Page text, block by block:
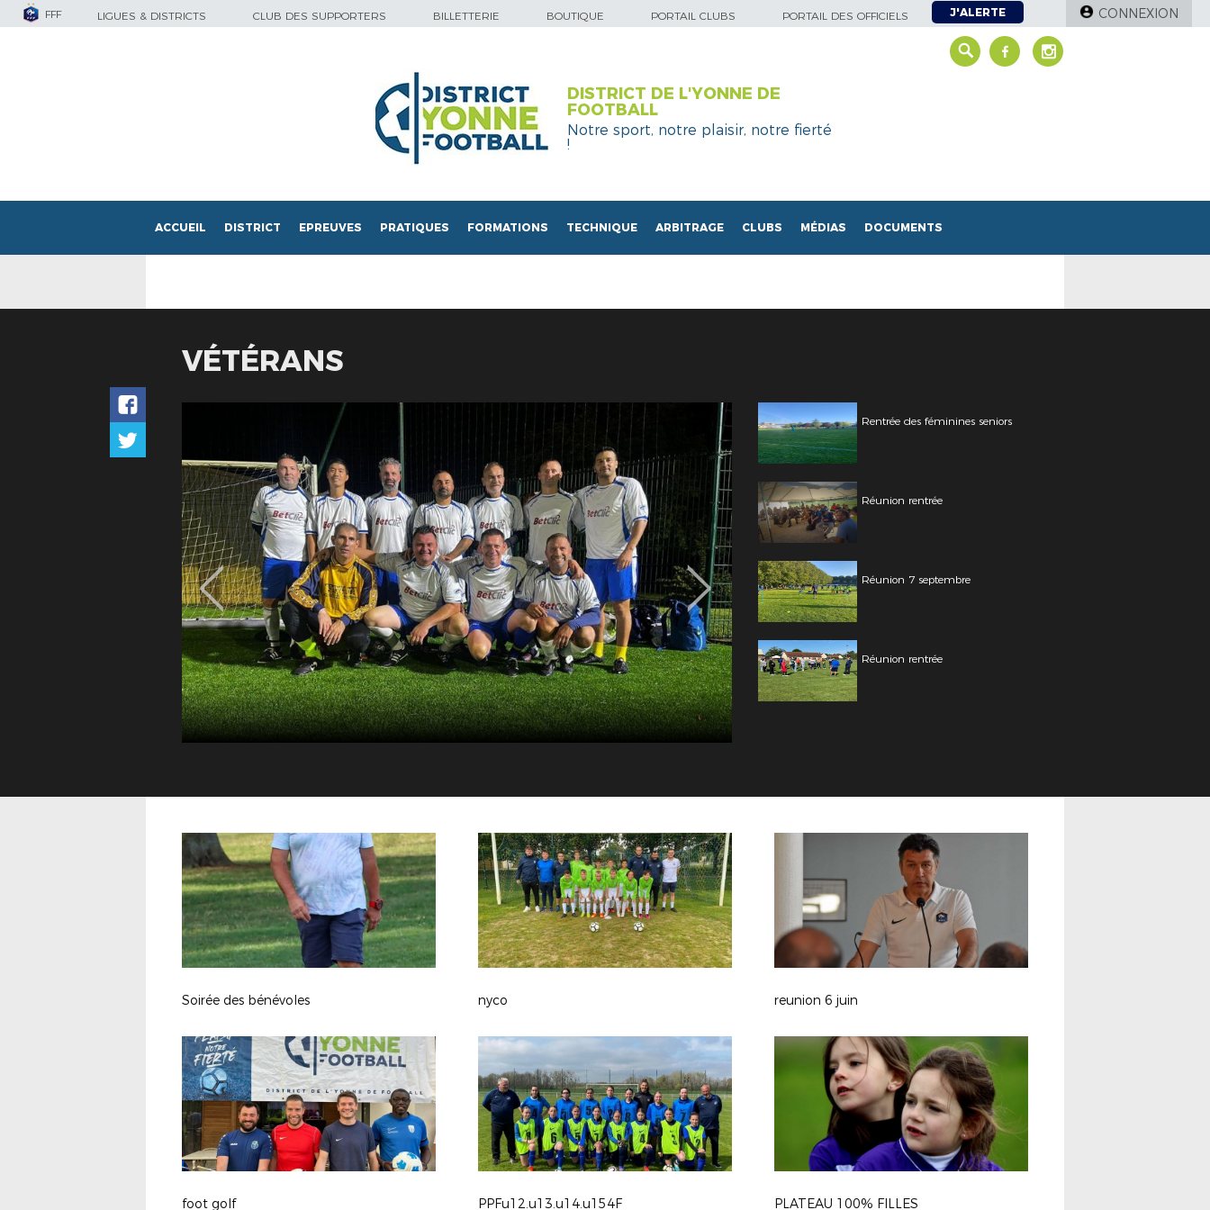
FFF LIGUES & DISTRICTS CLUB DES SUPPORTERS BILLETTERIE BOUTIQUE PORTAIL CLUBS PORTAIL DES OFFICIELS J'ALERTE CONNEXION
DISTRICT DE L'YONNE DE
FOOTBALL
Notre sport, notre plaisir, notre fierté
!
ACCUEIL DISTRICT EPREUVES PRATIQUES FORMATIONS TECHNIQUE ARBITRAGE CLUBS MÉDIAS DOCUMENTS
VÉTÉRANS
Rentrée des féminines seniors
Réunion rentrée
Réunion 7 septembre
Réunion rentrée
Soirée des bénévoles nyco reunion 6 juin
foot golf PPFu12.u13.u14.u154F PLATEAU 100% FILLES